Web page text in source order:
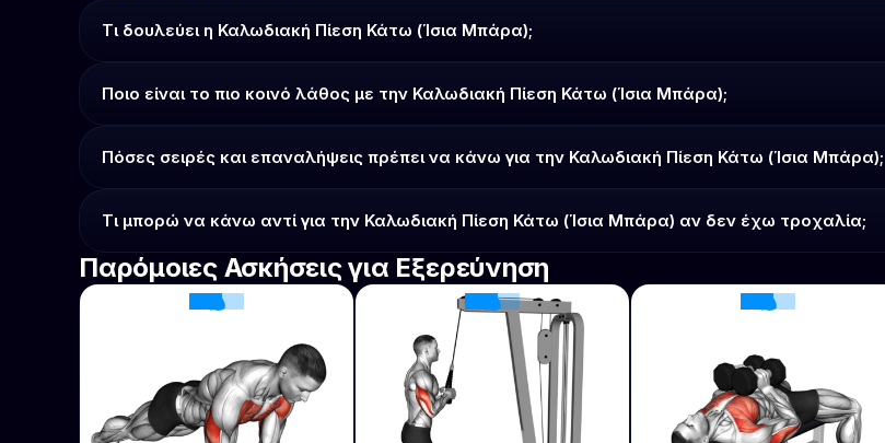
Τι δουλεύει η Καλωδιακή Πίεση Κάτω (Ίσια Μπάρα);
Ποιο είναι το πιο κοινό λάθος με την Καλωδιακή Πίεση Κάτω (Ίσια Μπάρα);
Πόσες σειρές και επαναλήψεις πρέπει να κάνω για την Καλωδιακή Πίεση Κάτω (Ίσια Μπάρα);
Τι μπορώ να κάνω αντί για την Καλωδιακή Πίεση Κάτω (Ίσια Μπάρα) αν δεν έχω τροχαλία;
Παρόμοιες Ασκήσεις για Εξερεύνηση